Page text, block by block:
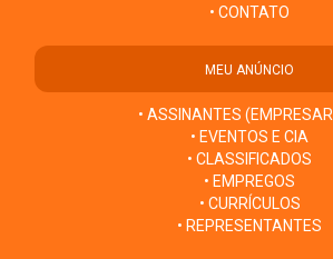
• CONTATO
MEU ANÚNCIO
• ASSINANTES
• EVENTOS E CIA
• CLASSIFICADOS
• EMPREGOS
• CURRÍCULOS
• REPRESENTANTES